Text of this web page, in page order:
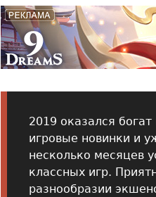
2019 оказался
игровые новинки и
несколько месяцев
классных игр.
разнообразии